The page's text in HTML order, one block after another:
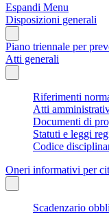
Espandi Menu
Disposizioni generali
Piano triennale per
Atti generali
Riferimenti
Atti
Documenti di
Statuti e leggi
Codice
Oneri informativi per
Scadenzario